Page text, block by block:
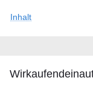
Inhalt